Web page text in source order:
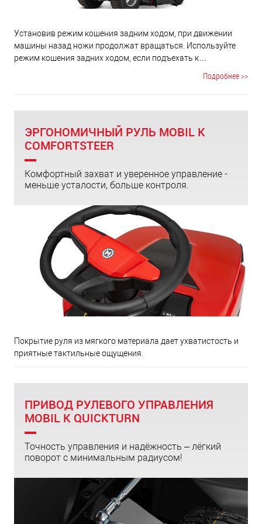
Установив режим кошения задним ходом, при движении
машины назад ножи продолжат вращаться. Используйте
режим кошения задних ходом, если подъехать к
развернуться в стесненных условиях затруднительно.
Подробнее >>
ЭРГОНОМИЧНЫЙ РУЛЬ MOBIL K
COMFORTSTEER
Комфортный захват и уверенное управление -
меньше усталости, больше контроля.
Покрытие руля из мягкого материала дает ухватистость и
приятные тактильные ощущения.
ПРИВОД РУЛЕВОГО УПРАВЛЕНИЯ
MOBIL K QUICKTURN
Точность управления и надёжность – лёгкий
поворот с минимальным радиусом!